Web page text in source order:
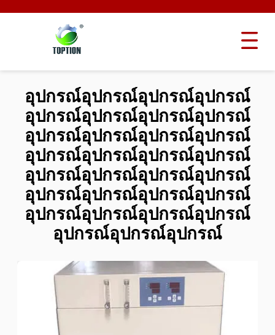
อุปกรณ์อุปกรณ์อุปกรณ์อุปกรณ์
อุปกรณ์อุปกรณ์อุปกรณ์อุปกรณ์
อุปกรณ์อุปกรณ์อุปกรณ์อุปกรณ์
อุปกรณ์อุปกรณ์อุปกรณ์อุปกรณ์
อุปกรณ์อุปกรณ์อุปกรณ์อุปกรณ์
อุปกรณ์อุปกรณ์อุปกรณ์อุปกรณ์
อุปกรณ์อุปกรณ์อุปกรณ์อุปกรณ์
อุปกรณ์อุปกรณ์อุปกรณ์